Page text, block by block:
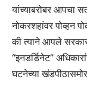
यांच्याबरोबर आपचा
नोकरशहांवर पोव्हन
की त्याने आपले
“इनडर्डिनेट”
घटनेच्या